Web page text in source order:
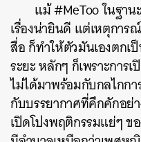
แม้ #MeToo ในฐาน
เรื่องน่ายินดี แต่เหตุการ
สื่อ ก็ทำให้ตัวมันเองตกเ
ระยะ หลักๆ ก็เพราะการเ
ไม่ได้มาพร้อมกับกลไกก
กับบรรยากาศที่คึกคักอย่
เปิดโปงพฤติกรรมแย่ๆ